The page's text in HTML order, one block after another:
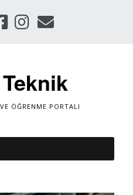
ÖĞRENME PORTALI